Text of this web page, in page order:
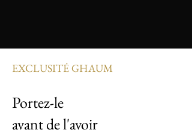
EXCLUSITÉ GHAUM
Portez-le
avant de l'avoir